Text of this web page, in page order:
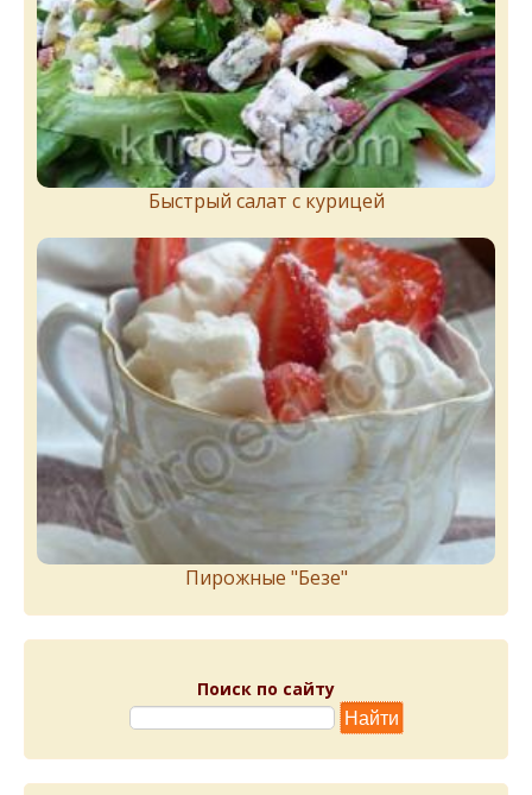
Быстрый салат с курицей
Пирожныe "Бeзe"
Поиск по сайту